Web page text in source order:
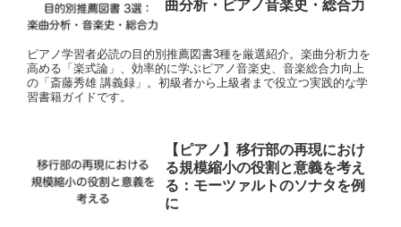
曲分析・ピアノ音楽史・総合力
ピアノ学習者必読の目的別推薦図書3種を厳選紹介。楽曲分析力を
高める「楽式論」、効率的に学ぶピアノ音楽史、音楽総合力向上
の「斎藤秀雄 講義録」。初級者から上級者まで役立つ実践的な学
習書籍ガイドです。
【ピアノ】移行部の再現におけ
る規模縮小の役割と意義を考え
る：モーツァルトのソナタを例
に